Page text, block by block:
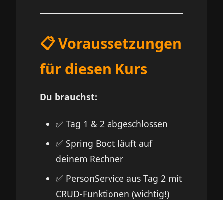
📋 Voraussetzungen
für diesen Kurs
Du brauchst:
✅ Tag 1 & 2 abgeschlossen
✅ Spring Boot läuft auf
deinem Rechner
✅ PersonService aus Tag 2 mit
CRUD-Funktionen (wichtig!)